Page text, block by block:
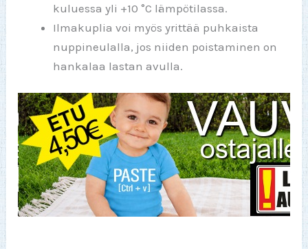
kuluessa yli +10 °C lämpötilassa.
Ilmakuplia voi myös yrittää puhkaista
nuppineulalla, jos niiden poistaminen on
hankalaa lastan avulla.